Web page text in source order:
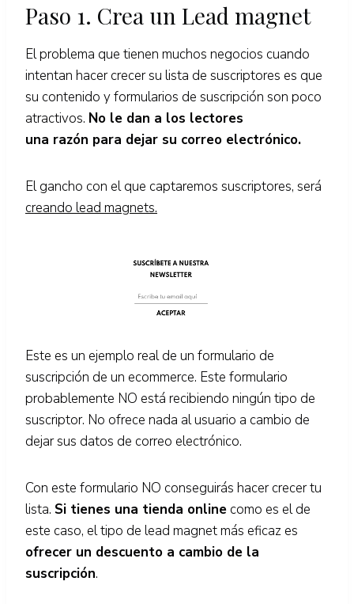
Paso 1. Crea un Lead magnet
El problema que tienen muchos negocios cuando
intentan hacer crecer su lista de suscriptores es que
su contenido y formularios de suscripción son poco
atractivos. No le dan a los lectores
una razón para dejar su correo electrónico.
El gancho con el que captaremos suscriptores, será
creando lead magnets.
Este es un ejemplo real de un formulario de
suscripción de un ecommerce. Este formulario
probablemente NO está recibiendo ningún tipo de
suscriptor. No ofrece nada al usuario a cambio de
dejar sus datos de correo electrónico.
Con este formulario NO conseguirás hacer crecer tu
lista. Si tienes una tienda online como es el de
este caso, el tipo de lead magnet más eficaz es
ofrecer un descuento a cambio de la
suscripción.